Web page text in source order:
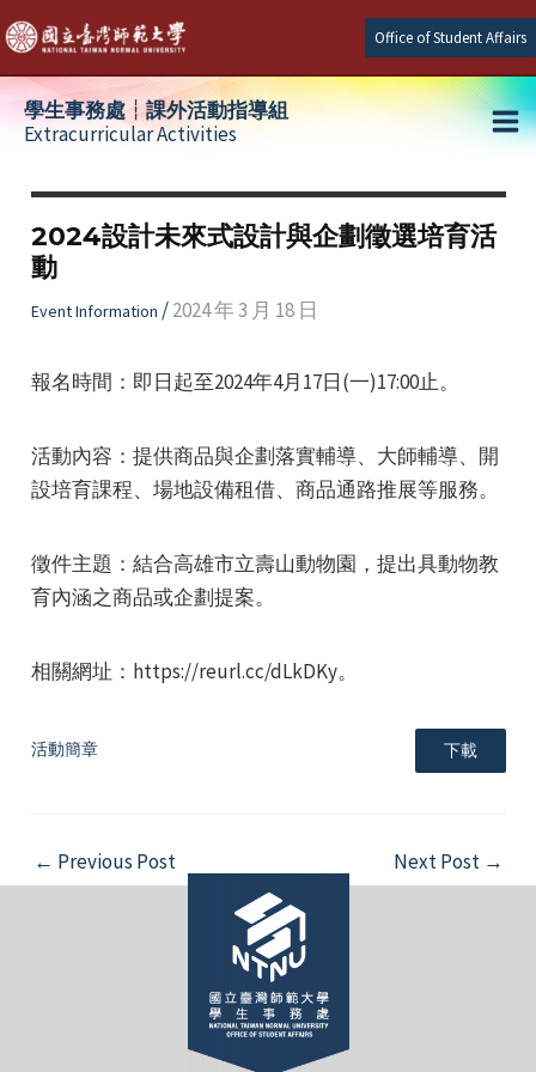
Skip
to
content
Office of Student Affairs
學生事務處┆課外活動指導組
Extracurricular Activities
2024設計未來式設計與企劃徵選培育活
動
Event Information /2024 年 3 月 18 日
報名時間：即日起至2024年4月17日(一)17:00止。
活動內容：提供商品與企劃落實輔導、大師輔導、開
設培育課程、場地設備租借、商品通路推展等服務。
徵件主題：結合高雄市立壽山動物園，提出具動物教
育內涵之商品或企劃提案。
相關網址：https://reurl.cc/dLkDKy。
活動簡章 下載
Post
navigation
← Previous Post Next Post →